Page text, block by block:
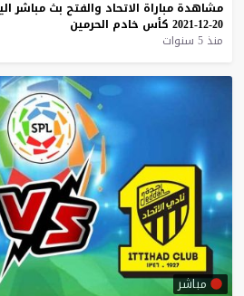
مشاهدة مباراة الاتحاد والفتح بث مباشر
20-12-2021
كأس خادم الحرمين
منذ 5 سنوات
مباشر